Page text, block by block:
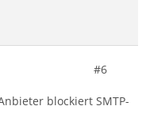
#6
blockiert SMTP-